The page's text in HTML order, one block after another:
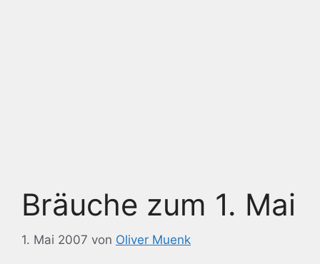
Bräuche zum 1. Mai
1. Mai 2007 von Oliver Muenk